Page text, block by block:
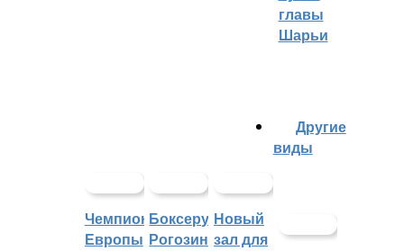
главы
Шарьи
Чемпионат
Европы
Боксеру
Рогозину
Новый
зал для
Другие
виды